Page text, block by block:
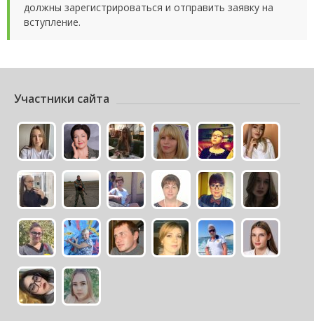
должны зарегистрироваться и отправить заявку на
вступление.
Участники сайта